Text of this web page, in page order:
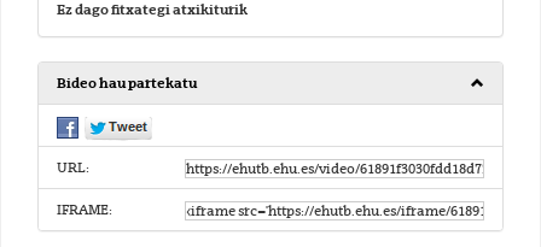
Ez dago fitxategi atxikiturik
Bideo hau partekatu
URL:
IFRAME: